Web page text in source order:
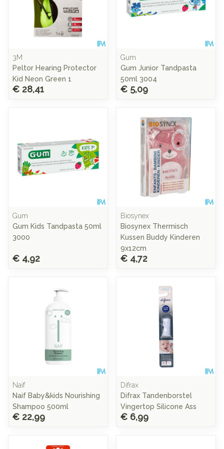
3M
Peltor Hearing Protector
Kid Neon Green 1
€ 28,41
Gum
Gum Junior Tandpasta
50ml 3004
€ 5,09
Gum
Gum Kids Tandpasta 50ml
3000
€ 4,92
Biosynex
Biosynex Thermisch
Kussen Buddy Kinderen
9x12cm
€ 4,72
Naif
Naif Baby&kids Nourishing
Shampoo 500ml
€ 22,99
Difrax
Difrax Tandenborstel
Vingertop Silicone Ass
€ 6,99